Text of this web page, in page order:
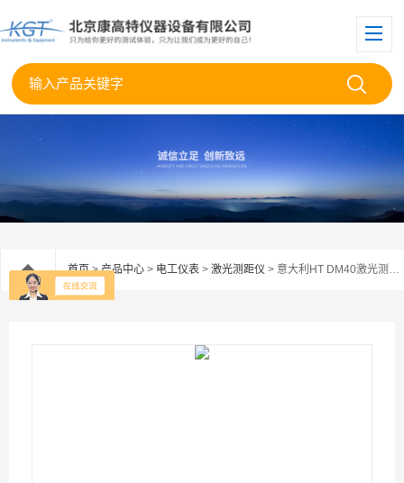
首页>产品中心 > 电工仪表 > 激光测距仪 > 意大利HT DM40激光测距仪